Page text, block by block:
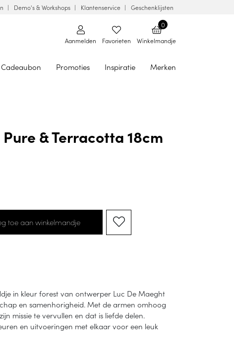
Demo's & Workshops Klantenservice Geschenklijsten
Aanmelden Favorieten
0
Winkelmandje
Cadeaubon Promoties Inspiratie Merken
& Terracotta 18cm
toe aan winkelmandje
in kleur forest van ontwerper Luc De Maeght
en samenhorigheid. Met de armen omhoog
missie te vervullen en dat is liefde delen.
en uitvoeringen met elkaar voor een leuk